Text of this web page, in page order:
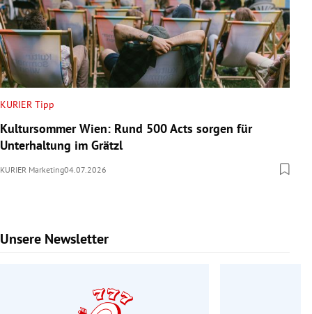
KURIER Tipp
Kultursommer Wien: Rund 500 Acts sorgen für
Unterhaltung im Grätzl
KURIER Marketing04.07.2026
Unsere Newsletter
Slide 1 von 6